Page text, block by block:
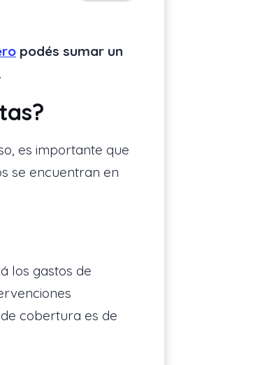
podés sumar un
es importante que
se encuentran en
los gastos de
cobertura es de